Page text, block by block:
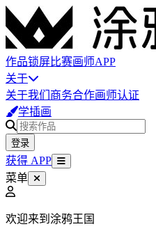
作品锁屏比赛画师APP
关于
关于我们 商务合作画师认证
学插画
登录
获得 APP
菜单
欢迎来到涂鸦王国